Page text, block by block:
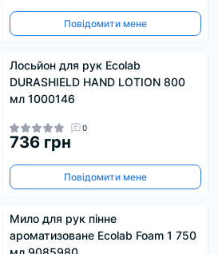
Повідомити мене
Лосьйон для рук Ecolab
DURASHIELD HAND LOTION 800
мл 1000146
0
736 грн
Повідомити мене
Мило для рук пінне
ароматизоване Ecolab Foam 1 750